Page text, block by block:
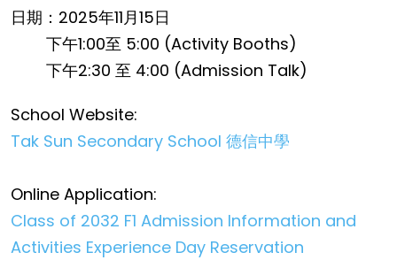
日期：2025年11月15日
下午1:00至 5:00 (Activity Booths)
下午2:30 至 4:00 (Admission Talk)
School Website:
Tak Sun Secondary School 德信中學
Online Application:
Class of 2032 F1 Admission Information and
Activities Experience Day Reservation